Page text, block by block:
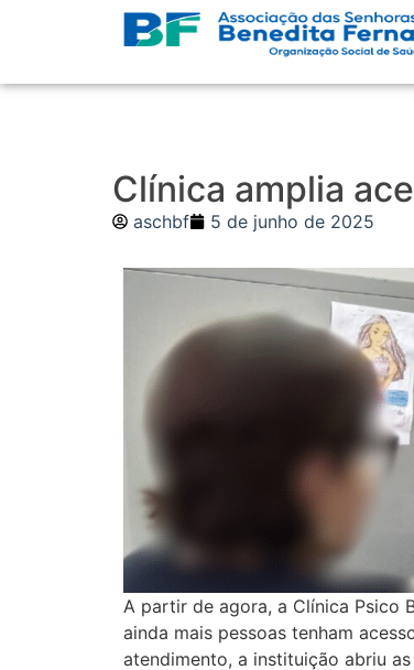
Clínica amplia
aschbf 5 de junho de 2025
A partir de agora, a Clínica Psico
ainda mais pessoas tenham
atendimento, a instituição abriu